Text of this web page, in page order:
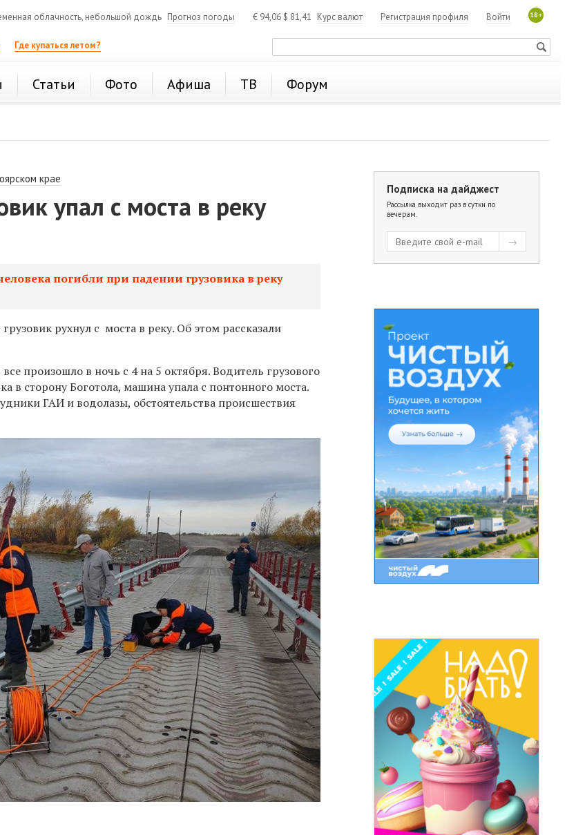
облачность, небольшой дождь Прогноз погоды € 94,06 $ 81,41 Курс валют 18+
Войти
Регистрация профиля
Где купаться летом?
Статьи Фото Афиша ТВ Форум
крае
упал с моста в реку
погибли при падении грузовика в реку
рухнул с моста в реку. Об этом рассказали
произошло в ночь с 4 на 5 октября. Водитель грузового
в сторону Боготола, машина упала с понтонного моста.
ГАИ и водолазы, обстоятельства происшествия
Подписка на дайджест
Рассылка выходит раз в сутки по
вечерам.